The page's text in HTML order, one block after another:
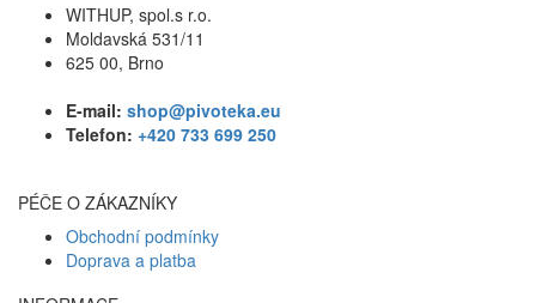
WITHUP, spol.s r.o.
Moldavská 531/11
625 00, Brno
E-mail: shop@pivoteka.eu
Telefon: +420 733 699 250
PÉČE O ZÁKAZNÍKY
Obchodní podmínky
Doprava a platba